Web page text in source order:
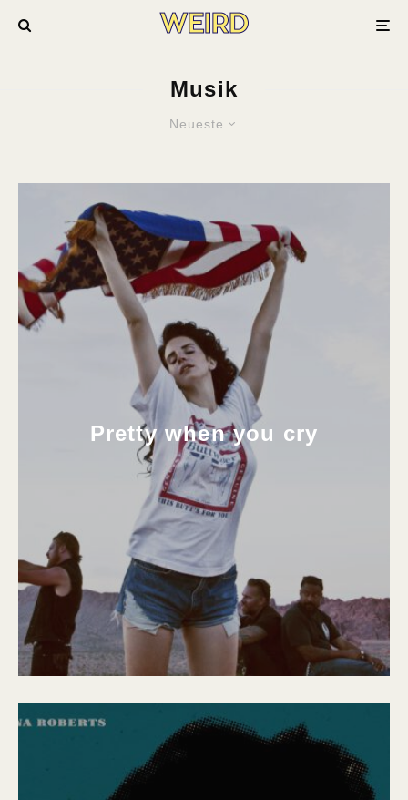
Neueste
Musik
Pretty when you cry